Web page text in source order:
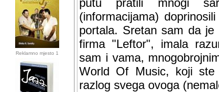
Reklamno mjesto 1
mnogi saradnici koji
doprinosili vrijednosti i
sam da je i moj web
imala razumijevanja za
mnogobrojnim
Music, koji ste ga
ovoga (nemalog) rada.